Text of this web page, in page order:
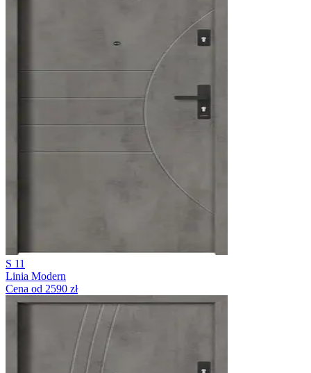
S 11
Linia Modern
Cena od 2590 zł